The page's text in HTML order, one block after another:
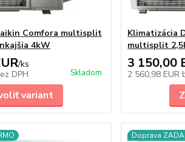
Comfora multisplit
4kW
/ks
DPH Skladom
variant
Klimatizácia
multisplit
3 150,00
2 560,98 EUR
Doprava